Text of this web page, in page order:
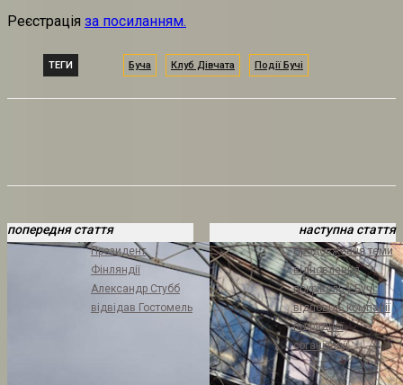
Реєстрація за посиланням.
ТЕГИ Буча Клуб Дівчата Події Бучі
попередня стаття
Президент
Фінляндії
Александр Стубб
відвідав Гостомель
наступна стаття
Продовження теми
відновлення
покрівель у Бучі:
відповідь компанії
підрядної
організації